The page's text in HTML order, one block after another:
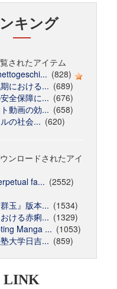
キング
されたアイテム
(828)
における... (689)
全保障に... (676)
動画の効... (658)
の社会... (620)
ンロードされたアイ
fa... (2552)
群玉』版本... (1534)
ける赤痢... (1329)
Manga ... (1053)
大学日吉... (859)
LINK